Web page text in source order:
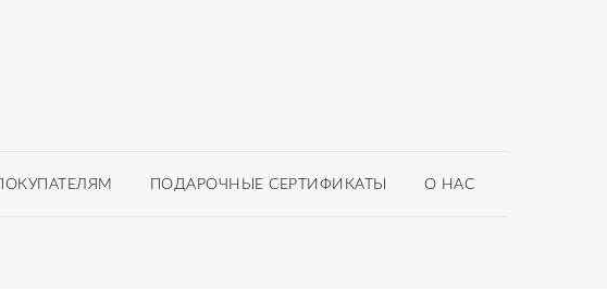
ПОКУПАТЕЛЯМ ПОДАРОЧНЫЕ СЕРТИФИКАТЫ О НАС